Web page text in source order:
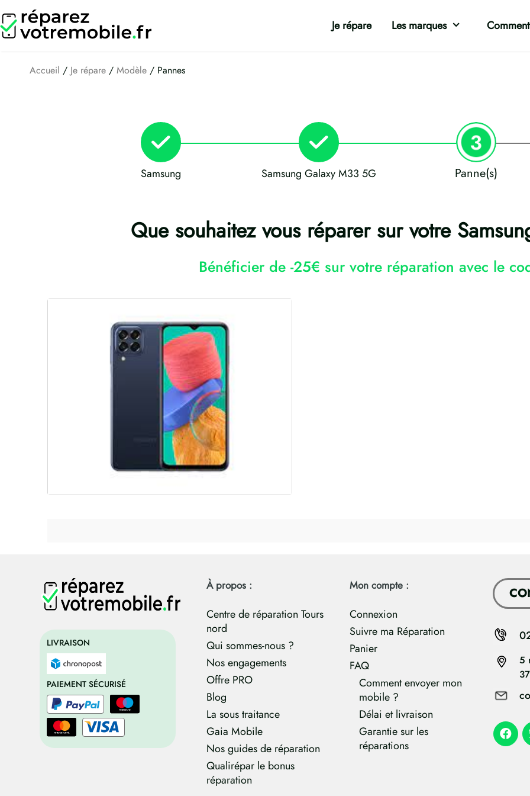
au
contenu Je répare Les marques
Accueil / Je répare / Modèle / Pannes
Samsung Samsung Galaxy M33 5G Panne(s)
Que souhaitez vous réparer sur votre
Bénéficier de -25€ sur votre réparation avec le
LIVRAISON
PAIEMENT SÉCURISÉ
À propos :
Centre de réparation Tours
nord
Qui sommes-nous ?
Nos engagements
Offre PRO
Blog
La sous traitance
Gaia Mobile
Nos guides de réparation
Qualirépar le bonus
réparation
Mon compte :
Connexion
Suivre ma Réparation
Panier
FAQ
Comment envoyer mon
mobile ?
Délai et livraison
Garantie sur les
réparations
5